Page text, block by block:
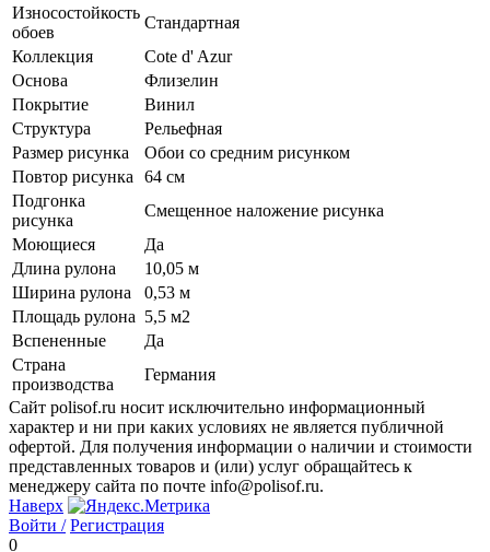
Износостойкость
обоев
Стандартная
Коллекция
Cote d' Azur
Основа
Флизелин
Покрытие
Винил
Структура
Рельефная
Размер рисунка
Обои со средним рисунком
Повтор рисунка
64 см
Подгонка
рисунка
Смещенное наложение рисунка
Моющиеся
Да
Длина рулона
10,05 м
Ширина рулона
0,53 м
Площадь рулона 5,5 м2
Вспененные
Да
Страна
производства
Германия
Сайт polisof.ru носит исключительно информационный
характер и ни при каких условиях не является публичной
офертой. Для получения информации о наличии и стоимости
представленных товаров и (или) услуг обращайтесь к
менеджеру сайта по почте info@polisof.ru.
Наверх
Войти / Регистрация
0